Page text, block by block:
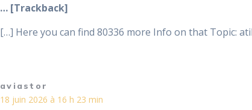
… [Trackback]
[…] Here you can find 80336 more Info on that Topic:
aviastor
18 juin 2026 à 16 h 23 min